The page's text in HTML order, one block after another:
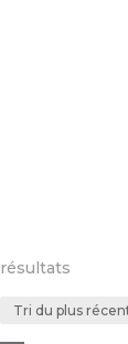
résultats
plus